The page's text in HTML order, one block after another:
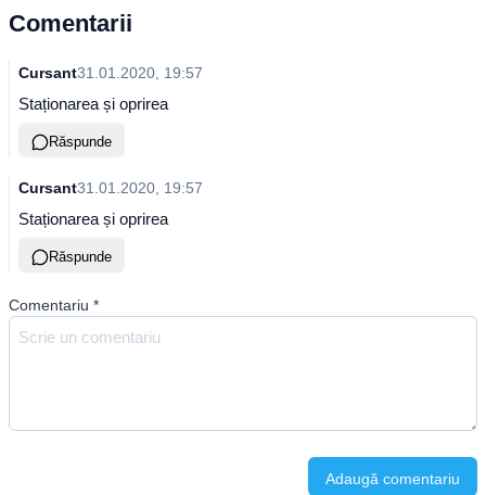
Comentarii
Cursant31.01.2020, 19:57
Staționarea și oprirea
Răspunde
Cursant31.01.2020, 19:57
Staționarea și oprirea
Răspunde
Comentariu *
Adaugă comentariu